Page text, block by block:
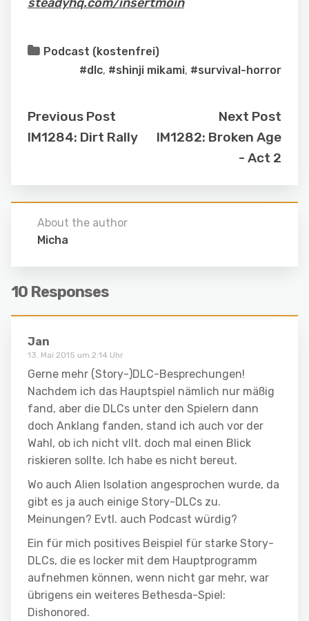
Podcast (kostenfrei)
#dlc, #shinji mikami, #survival-horror
Previous Post
IM1284: Dirt Rally
Next Post
IM1282: Broken Age
- Act 2
About the author
Micha
10 Responses
Jan
13. Mai 2015 um 2:14 Uhr
Gerne mehr (Story-)DLC-Besprechungen!
Nachdem ich das Hauptspiel nämlich nur mäßig
fand, aber die DLCs unter den Spielern dann
doch Anklang fanden, stand ich auch vor der
Wahl, ob ich nicht vllt. doch mal einen Blick
riskieren sollte. Ich habe es nicht bereut.
Wo auch Alien Isolation angesprochen wurde, da
gibt es ja auch einige Story-DLCs zu.
Meinungen? Evtl. auch Podcast würdig?
Ein für mich positives Beispiel für starke Story-
DLCs, die es locker mit dem Hauptprogramm
aufnehmen können, wenn nicht gar mehr, war
übrigens ein weiteres Bethesda-Spiel:
Dishonored.